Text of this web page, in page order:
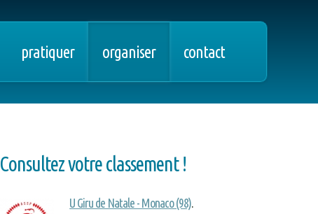
pratiquer organiser contact
Consultez votre classement !
U Giru de Natale - Monaco (98).